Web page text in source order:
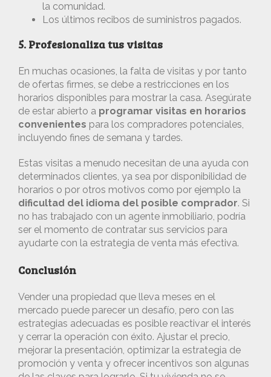
la comunidad.
Los últimos recibos de suministros pagados.
5. Profesionaliza tus visitas
En muchas ocasiones, la falta de visitas y por tanto
de ofertas firmes, se debe a restricciones en los
horarios disponibles para mostrar la casa. Asegúrate
de estar abierto a programar visitas en horarios
convenientes para los compradores potenciales,
incluyendo fines de semana y tardes.
Estas visitas a menudo necesitan de una ayuda con
determinados clientes, ya sea por disponibilidad de
horarios o por otros motivos como por ejemplo la
dificultad del idioma del posible comprador. Si
no has trabajado con un agente inmobiliario, podría
ser el momento de contratar sus servicios para
ayudarte con la estrategia de venta más efectiva.
Conclusión
Vender una propiedad que lleva meses en el
mercado puede parecer un desafío, pero con las
estrategias adecuadas es posible reactivar el interés
y cerrar la operación con éxito. Ajustar el precio,
mejorar la presentación, optimizar la estrategia de
promoción y venta y ofrecer incentivos son algunas